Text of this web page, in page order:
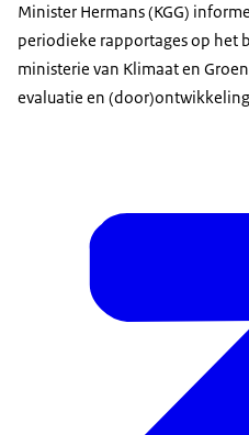
Minister Hermans (KGG)
periodieke rapportages op het
ministerie van Klimaat en
evaluatie en